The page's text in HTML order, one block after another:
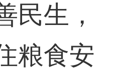
民生，
粮食安